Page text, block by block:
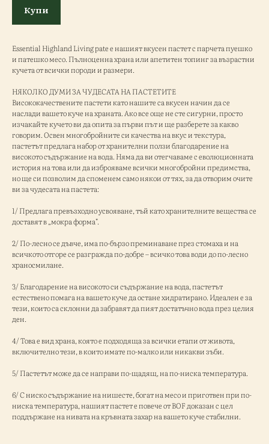
Купи
Essential Highland Living pate е нашият вкусен пастет с парчета пуешко
и патешко месо. Пълноценна храна или апетитен топинг за възрастни
кучета от всички породи и размери.
НЯКОЛКО ДУМИ ЗА ЧУДЕСАТА НА ПАСТЕТИТЕ
Висококачествените пастети като нашите са вкусен начин да се
наслади вашето куче на храната. Ако все още не сте сигурни, просто
изчакайте кучето ви да опита за първи път и ще разберете за какво
говорим. Освен многобройните си качества на вкус и текстура,
пастетът предлага набор от хранителни ползи благодарение на
високото съдържание на вода. Няма да ви отегчаваме с еволюционната
история на това или да изброяваме всички многобройни предимства,
но ще си позволим да споменем само някои от тях, за да отворим очите
ви за чудесата на пастета:
1/ Предлага превъзходно усвояване, тъй като хранителните вещества се
доставят в „мокра форма".
2/ По-лесно се дъвче, има по-бързо преминаване през стомаха и на
всичкото отгоре се разгражда по-добре – всичко това води до по-лесно
храносмилане.
3/ Благодарение на високото си съдържание на вода, пастетът
естествено помага на вашето куче да остане хидратирано. Идеален е за
тези, които са склонни да забравят да пият достатъчно вода през целия
ден.
4/ Това е вид храна, която е подходяща за всички етапи от живота,
включително тези, в които имате по-малко или никакви зъби.
5/ Пастетът може да се направи по-щадящ, на по-ниска температура.
6/ С ниско съдържание на нишесте, богат на месо и приготвен при по-
ниска температура, нашият пастет е повече от BOF доказан с цел
поддържане на нивата на кръвната захар на вашето куче стабилни.